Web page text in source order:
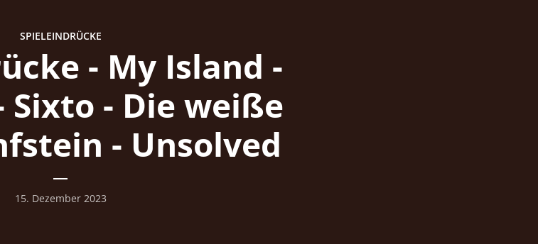
SPIELEINDRÜCKE
- My Island -
Sixto - Die weiße
- Unsolved
15. Dezember 2023